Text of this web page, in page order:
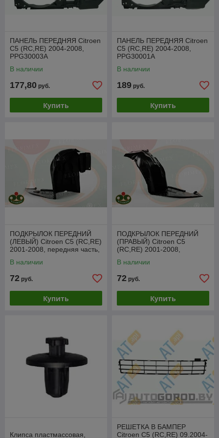
ПАНЕЛЬ ПЕРЕДНЯЯ Citroen
C5 (RC,RE) 2004-2008,
PPG30003A
В наличии
177,80 руб.
Купить
ПАНЕЛЬ ПЕРЕДНЯЯ Citroen
C5 (RC,RE) 2004-2008,
PPG30001A
В наличии
189 руб.
Купить
ПОДКРЫЛОК ПЕРЕДНИЙ
(ЛЕВЫЙ) Citroen C5 (RC,RE)
2001-2008, передняя часть,
В наличии
72 руб.
Купить
ПОДКРЫЛОК ПЕРЕДНИЙ
(ПРАВЫЙ) Citroen C5
(RC,RE) 2001-2008,
PCT11004AR
В наличии
72 руб.
Купить
Клипса пластмассовая,
РЕШЕТКА В БАМПЕР
Citroen C5 (RC,RE) 09.2004-